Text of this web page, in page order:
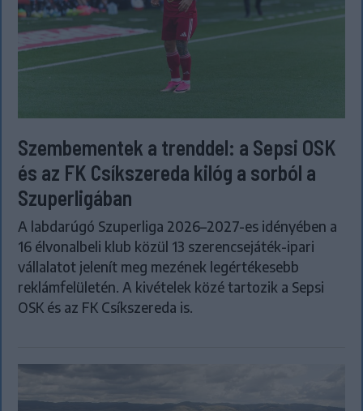
Szembementek a trenddel: a Sepsi OSK
és az FK Csíkszereda kilóg a sorból a
Szuperligában
A labdarúgó Szuperliga 2026–2027-es idényében a
16 élvonalbeli klub közül 13 szerencsejáték-ipari
vállalatot jelenít meg mezének legértékesebb
reklámfelületén. A kivételek közé tartozik a Sepsi
OSK és az FK Csíkszereda is.